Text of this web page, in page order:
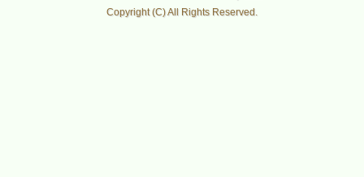
Copyright (C) All Rights Reserved.